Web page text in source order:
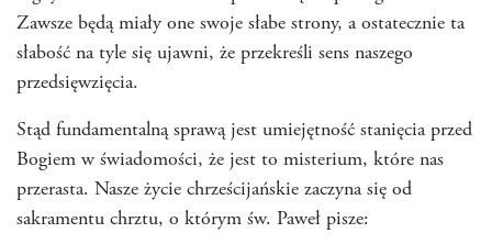
Zawsze będą miały one swoje słabe strony, a ostatecznie ta
słabość na tyle się ujawni, że przekreśli sens naszego
przedsięwzięcia.
Stąd fundamentalną sprawą jest umiejętność stanięcia przed
Bogiem w świadomości, że jest to misterium, które nas
przerasta. Nasze życie chrześcijańskie zaczyna się od
sakramentu chrztu, o którym św. Paweł pisze: